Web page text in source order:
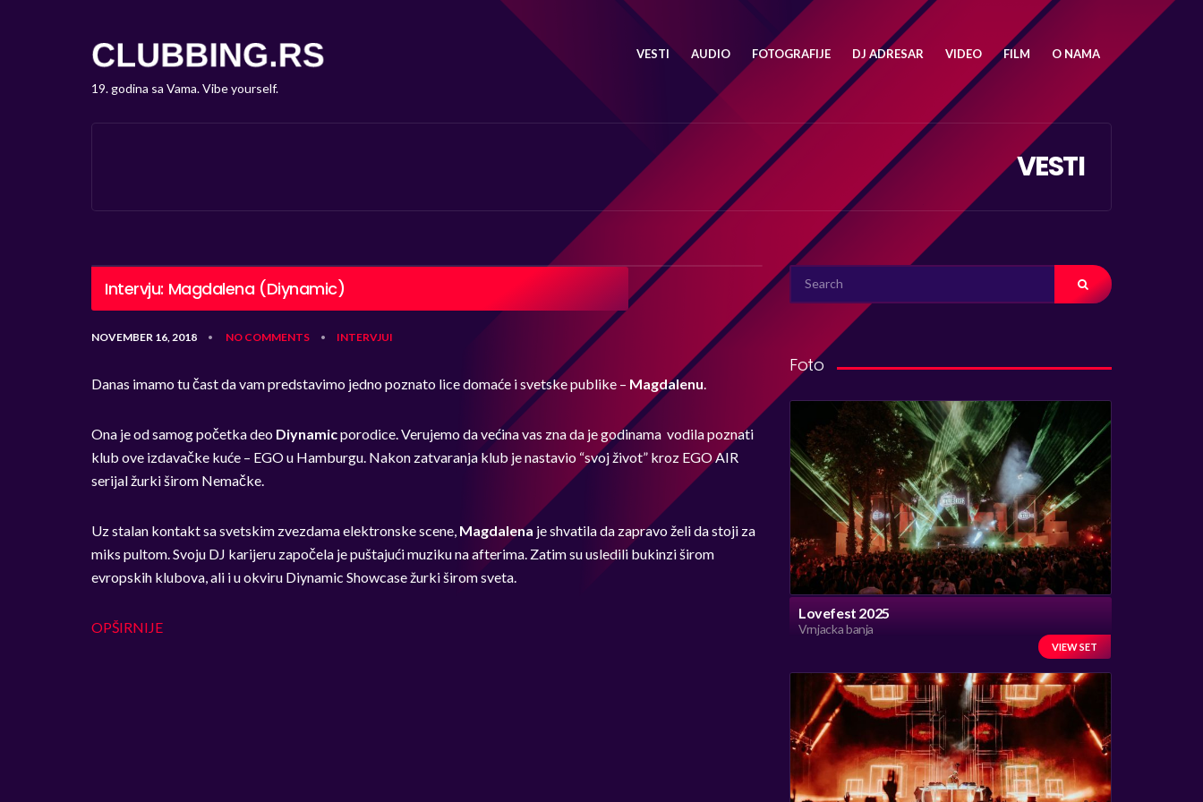
19. godina sa Vama. Vibe yourself.
VESTI AUDIO FOTOGRAFIJE DJ ADRESAR VIDEO FILM O NAMA
VESTI
Intervju: Magdalena (Diynamic)
NOVEMBER 16, 2018 • NO COMMENTS • INTERVJUI
Danas imamo tu čast da vam predstavimo jedno poznato lice domaće i svetske publike – Magdalenu.
Ona je od samog početka deo Diynamicporodice. Verujemo da većina vas zna da je godinama vodila poznati
klub ove izdavačke kuće – EGO u Hamburgu. Nakon zatvaranja klub je nastavio “svoj život” kroz EGO AIR
serijal žurki širom Nemačke.
Uz stalan kontakt sa svetskim zvezdama elektronske scene, Magdalena je shvatila da zapravo želi da stoji za
miks pultom. Svoju DJ karijeru započela je puštajući muziku na afterima. Zatim su usledili bukinzi širom
evropskih klubova, ali i u okviru Diynamic Showcase žurki širom sveta.
OPŠIRNIJE
SEARCH
FOR:
Foto
Lovefest 2025
Vrnjacka banja
VIEW SET